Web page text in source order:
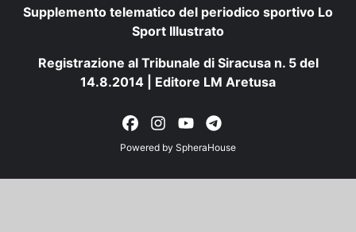
Supplemento telematico del periodico sportivo Lo
Sport Illustrato
Registrazione al Tribunale di Siracusa n. 5 del
14.8.2014 | Editore LM Aretusa
Powered by SpheraHouse